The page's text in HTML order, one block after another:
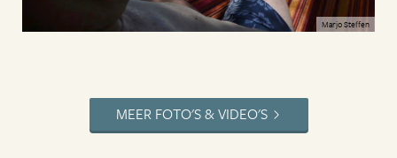
Marjo Steffen
MEER FOTO'S & VIDEO'S